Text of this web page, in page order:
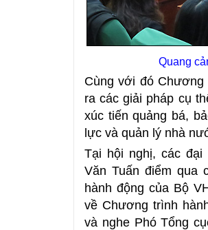
Quang
Cùng với đó
ra các giải pháp cụ
xúc tiến quảng bá,
lực và quản lý nhà
Tại hội nghị, các đại
Văn Tuấn điểm qua
hành động của Bộ
về Chương trình
và nghe Phó Tổng